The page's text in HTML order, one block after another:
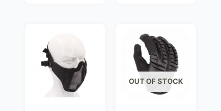
OUT OF STOCK